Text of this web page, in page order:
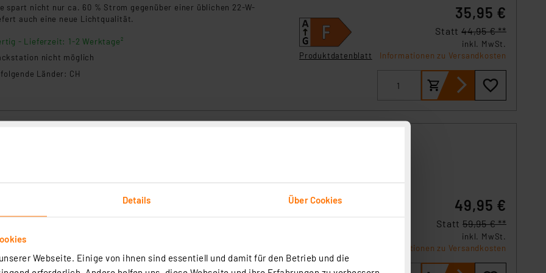
Details Über Cookies
Webseite. Einige von ihnen sind essentiell und damit für den Betrieb und die
spart nicht nur ca. 60 % Strom gegenüber einer üblichen 22-W-
auch eine neue Lichtqualität.
- Lieferzeit: 1-2 Werktage²
nicht möglich
Länder: CH
Produktdatenblatt
35,95 €
Statt 44,95 € **
inkl. MwSt.
Informationen zu Versandkosten
kompakte 80-W-Komfort-Lötstation mit schneller Anheizzeit, weitem
- Lieferzeit: 1-2 Werktage²
49,95 €
Statt 59,95 € **
inkl. MwSt.
Informationen zu Versandkosten